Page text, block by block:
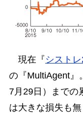
現在『 シスト
の『MultiAgent』
7月29日）までの
は大きな損失も